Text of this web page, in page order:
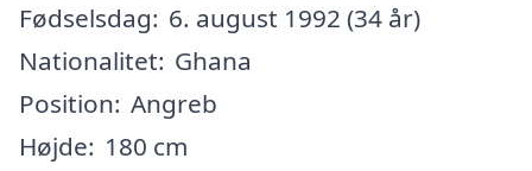
Fødselsdag: 6. august 1992 (34 år)
Nationalitet: Ghana
Position: Angreb
Højde: 180 cm